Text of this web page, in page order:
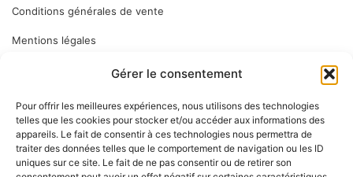
Gérer le consentement
Pour offrir les meilleures expériences, nous utilisons des technologies
telles que les cookies pour stocker et/ou accéder aux informations des
appareils. Le fait de consentir à ces technologies nous permettra de
traiter des données telles que le comportement de navigation ou les ID
uniques sur ce site. Le fait de ne pas consentir ou de retirer son
Conditions générales de vente
Mentions légales
Inscrivez-vous à notre newsletter pour vous tenir informé des
dernières nouveautés : nos services en magasin, nouveaux